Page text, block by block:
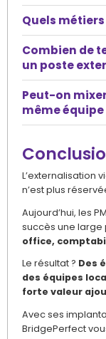
formation,
Quels
terrain, logistique
Combien de
un poste
Peut-on
même
back-office.
L’externalisation
n’est plus
Aujourd’hui, les
succès une large
office,
Le résultat ? Des
des équipes
forte valeur
Avec ses
BridgePerfect